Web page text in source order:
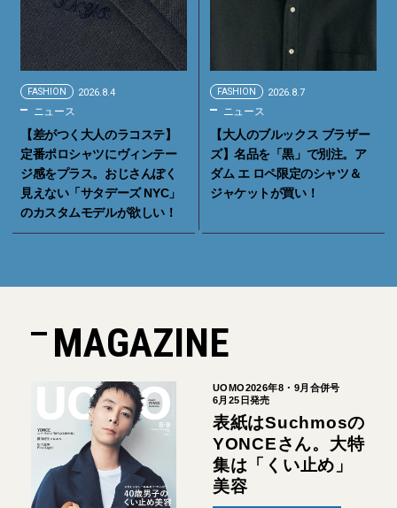
FASHION 2026.8.4
ニュース
【差がつく大人のラコステ】
定番ポロシャツにヴィンテー
ジ感をプラス。おじさんぽく
見えない「サタデーズ NYC」
のカスタムモデルが欲しい！
FASHION 2026.8.7
ニュース
【大人のブルックス ブラザー
ズ】名品を「黒」で別注。ア
ダム エ ロペ限定のシャツ＆
ジャケットが買い！
MAGAZINE
UOMO2026年8・9月合併号
6月25日発売
表紙はSuchmosの
YONCEさん。大特
集は「くい止め」
美容